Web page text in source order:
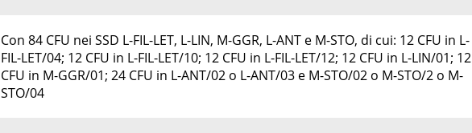
Con 84 CFU nei SSD L-FIL-LET, L-LIN, M-GGR, L-ANT e M-STO, di cui: 12 CFU in L-
FIL-LET/04; 12 CFU in L-FIL-LET/10; 12 CFU in L-FIL-LET/12; 12 CFU in L-LIN/01; 12
CFU in M-GGR/01; 24 CFU in L-ANT/02 o L-ANT/03 e M-STO/02 o M-STO/2 o M-
STO/04